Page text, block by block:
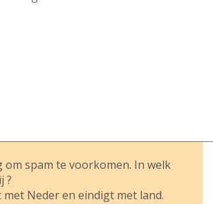
om spam te voorkomen. In welk
?
Neder en eindigt met land.